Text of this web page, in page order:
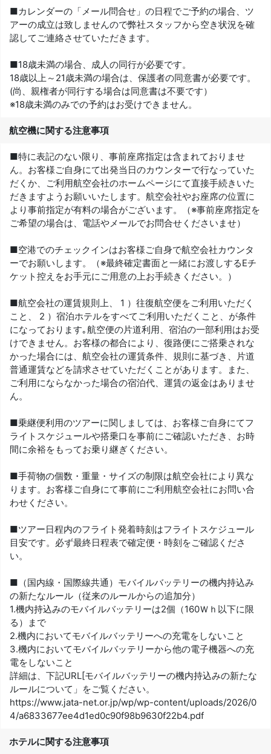
■カレンダーの「メール問合せ」の日程でご予約の場合、ツ
アーの成立は致しませんので弊社スタッフから空き状況を確
認してご連絡させていただきます。
■18歳未満の場合、成人の同行が必要です。
18歳以上～21歳未満の場合は、保護者の同意書が必要です。
(尚、親権者が同行する場合は同意書は不要です）
※18歳未満のみでの予約はお受けできません。
航空機に関する注意事項
■特に表記のない限り、事前座席指定は含まれておりませ
ん。お客様ご自身にて出発当日のカウンターで行なっていた
だくか、ご利用航空会社のホームページにて直接手続きいた
だきますようお願いいたします。航空会社やお座席の位置に
より事前指定が有料の場合がございます。（※事前座席指定を
ご希望の場合は、電話やメールでお問合せくださいませ）
■空港でのチェックインはお客様ご自身で航空会社カウンタ
ーでお願いします。（※最終確定書面と一緒にお渡しするEチ
ケット控えをお手元にご用意の上お手続きください。）
■航空会社の運賃規則上、 1 ）往復航空便をご利用いただく
こと、 2 ）宿泊ホテルをすべてご利用いただくこと、が条件
になっております｡航空便の片道利用、宿泊の一部利用はお受
けできません。お客様の都合により、復路便にご搭乗されな
かった場合には、航空会社の運賃条件、規則に基づき、片道
普通運賃などを請求させていただくことがあります。また、
ご利用にならなかった場合の宿泊代、運賃の返金はありませ
ん。
■乗継便利用のツアーに関しましては、お客様ご自身にてフ
ライトスケジュールや搭乗口を事前にご確認いただき、お時
間に余裕をもってお乗り継ぎください。
■手荷物の個数・重量・サイズの制限は航空会社により異な
ります。お客様ご自身にて事前にご利用航空会社にお問い合
わせください。
■ツアー日程内のフライト発着時刻はフライトスケジュール
目安です。必ず最終日程表で確定便・時刻をご確認くださ
い。
■（国内線・国際線共通）モバイルバッテリーの機内持込み
の新たなルール（従来のルールからの追加分）
1.機内持込みのモバイルバッテリーは2個（160Ｗｈ以下に限
る）まで
2.機内においてモバイルバッテリーへの充電をしないこと
3.機内においてモバイルバッテリーから他の電子機器への充
電をしないこと
詳細は、下記URL[モバイルバッテリーの機内持込みの新たな
ルールについて」をご覧ください。
https://www.jata-net.or.jp/wp/wp-content/uploads/2026/0
4/a6833677ee4d1ed0c90f98b9630f22b4.pdf
ホテルに関する注意事項